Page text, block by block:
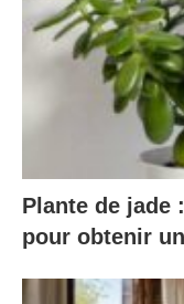
Plante de jade
pour obtenir